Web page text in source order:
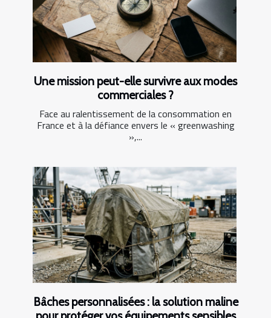
Une mission peut-elle survivre aux modes
commerciales ?
Face au ralentissement de la consommation en
France et à la défiance envers le « greenwashing
»,...
Bâches personnalisées : la solution maline